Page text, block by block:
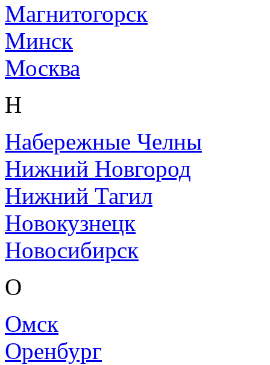
Магнитогорск
Минск
Москва
Н
Набережные Челны
Нижний Новгород
Нижний Тагил
Новокузнецк
Новосибирск
О
Омск
Оренбург